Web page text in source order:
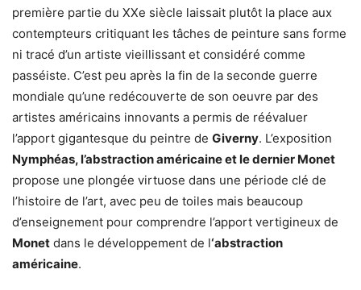
première partie du XXe siècle laissait plutôt la place aux
contempteurs critiquant les tâches de peinture sans forme
ni tracé d’un artiste vieillissant et considéré comme
passéiste. C’est peu après la fin de la seconde guerre
mondiale qu’une redécouverte de son oeuvre par des
artistes américains innovants a permis de réévaluer
l’apport gigantesque du peintre de Giverny. L’exposition
Nymphéas, l’abstraction américaine et le dernier Monet
propose une plongée virtuose dans une période clé de
l’histoire de l’art, avec peu de toiles mais beaucoup
d’enseignement pour comprendre l’apport vertigineux de
Monet dans le développement de l‘abstraction
américaine.